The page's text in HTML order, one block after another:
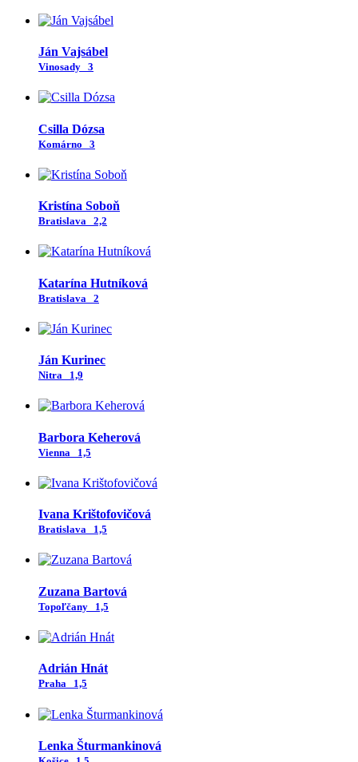
Ján Vajsábel
Vinosady 3
Csilla Dózsa
Komárno 3
Kristína Soboň
Bratislava 2,2
Katarína Hutníková
Bratislava 2
Ján Kurinec
Nitra 1,9
Barbora Keherová
Vienna 1,5
Ivana Krištofovičová
Bratislava 1,5
Zuzana Bartová
Topoľčany 1,5
Adrián Hnát
Praha 1,5
Lenka Šturmankinová